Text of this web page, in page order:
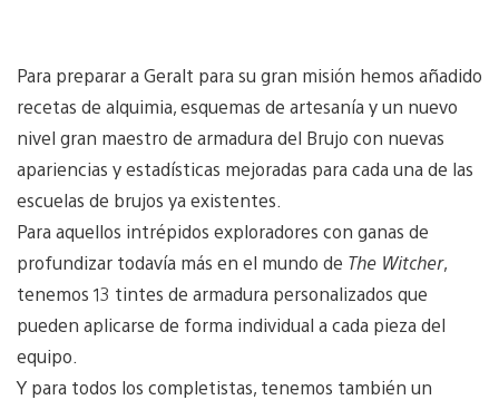
Para preparar a Geralt para su gran misión hemos añadido
recetas de alquimia, esquemas de artesanía y un nuevo
nivel gran maestro de armadura del Brujo con nuevas
apariencias y estadísticas mejoradas para cada una de las
escuelas de brujos ya existentes.
Para aquellos intrépidos exploradores con ganas de
profundizar todavía más en el mundo de The Witcher,
tenemos 13 tintes de armadura personalizados que
pueden aplicarse de forma individual a cada pieza del
equipo.
Y para todos los completistas, tenemos también un